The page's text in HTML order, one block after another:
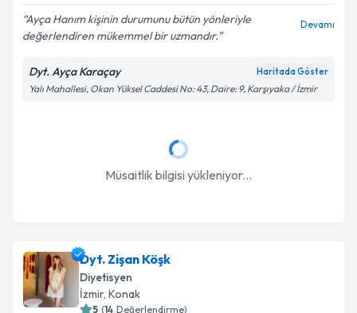
Kişisel verilerimin işlenmesine ilişkin
Aydınlatma
Metni'ni okudum ve kişisel verilerimin belirtilen
Ayça Hanım kişinin durumunu bütün yönleriyle
değerlendiren mükemmel bir uzmandır.
Devamı
Dyt. Ayça Karaçay Haritada Göster
Yalı Mahallesi, Okan Yüksel Caddesi No: 43, Daire: 9, Karşıyaka / İzmir
Müsaitlik bilgisi yükleniyor...
Dyt. Zişan Köşk
Diyetisyen
İzmir, Konak
5 (14 Değerlendirme)